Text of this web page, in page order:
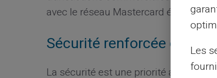
avec le réseau Mastercard étend
Sécurité renforcée des
La sécurité est une priorité absolue
Les